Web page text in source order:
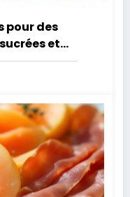
pour des
et